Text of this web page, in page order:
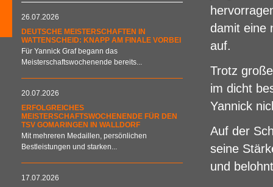
26.07.2026
DEUTSCHE MEISTERSCHAFTEN IN
WATTENSCHEID: KNAPP AM FINALE VORBEI
Für Yannick Graf begann das
Meisterschaftswochenende bereits...
20.07.2026
ERFOLGREICHES
MEISTERSCHAFTSWOCHENENDE FÜR DEN
TSV GOMARINGEN IN WALLDORF
Mit mehreren Medaillen, persönlichen
Bestleistungen und starken...
17.07.2026
damit eine
auf.
Trotz
im dicht
Yannick
Auf der
seine
und